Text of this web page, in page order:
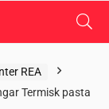
REA
Termisk pasta